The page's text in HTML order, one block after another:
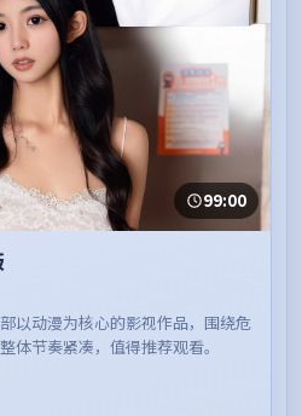
99:00
以动漫为核心的影视作品，围绕危
体节奏紧凑，值得推荐观看。